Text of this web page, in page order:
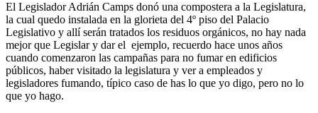
El Legislador Adrián Camps donó una compostera a la Legislatura,
la cual quedo instalada en la glorieta del 4º piso del Palacio
Legislativo y allí serán tratados los residuos orgánicos, no hay nada
mejor que Legislar y dar el ejemplo, recuerdo hace unos años
cuando comenzaron las campañas para no fumar en edificios
públicos, haber visitado la legislatura y ver a empleados y
legisladores fumando, típico caso de has lo que yo digo, pero no lo
que yo hago.